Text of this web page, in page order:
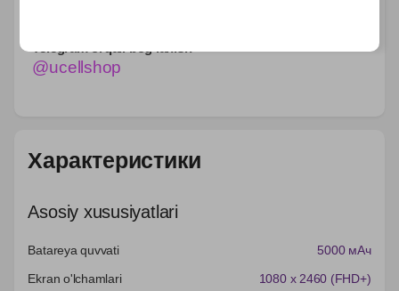
@ucellshop
Характеристики
Asosiy xususiyatlari
Batareya quvvati
5000 мАч
Ekran o'lchamlari
1080 x 2460 (FHD+)